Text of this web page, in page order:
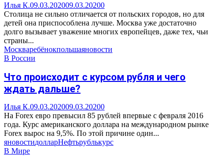
Илья К.09.03.202009.03.20200
Столица не сильно отличается от польских городов, но для
детей она приспособлена лучше. Москва уже достаточно
долго вызывает уважение многих европейцев, даже тех, чьи
страны...
Москваребёнокпольшаяновости
В России
Что происходит с курсом рубля и чего
ждать дальше?
Илья К.09.03.202009.03.20200
На Forex евро превысил 85 рублей впервые с февраля 2016
года. Курс американского доллара на международном рынке
Forex вырос на 9,5%. По этой причине один...
яновостидолларНефтьрублькурс
В Мире